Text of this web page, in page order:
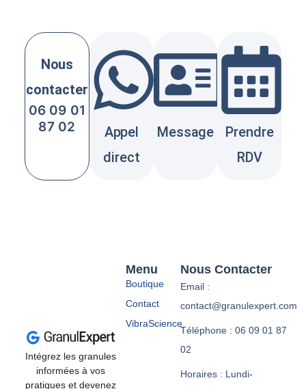
Nous
contacter
06 09 01
87 02
Appel
direct
Message
Prendre
RDV
Intégrez les granules
informées à vos
pratiques et devenez
Menu
Boutique
Contact
VibraScience
Nous Contacter
Email :
contact@granulexpert.com
Téléphone : 06 09 01 87
02
Horaires : Lundi-